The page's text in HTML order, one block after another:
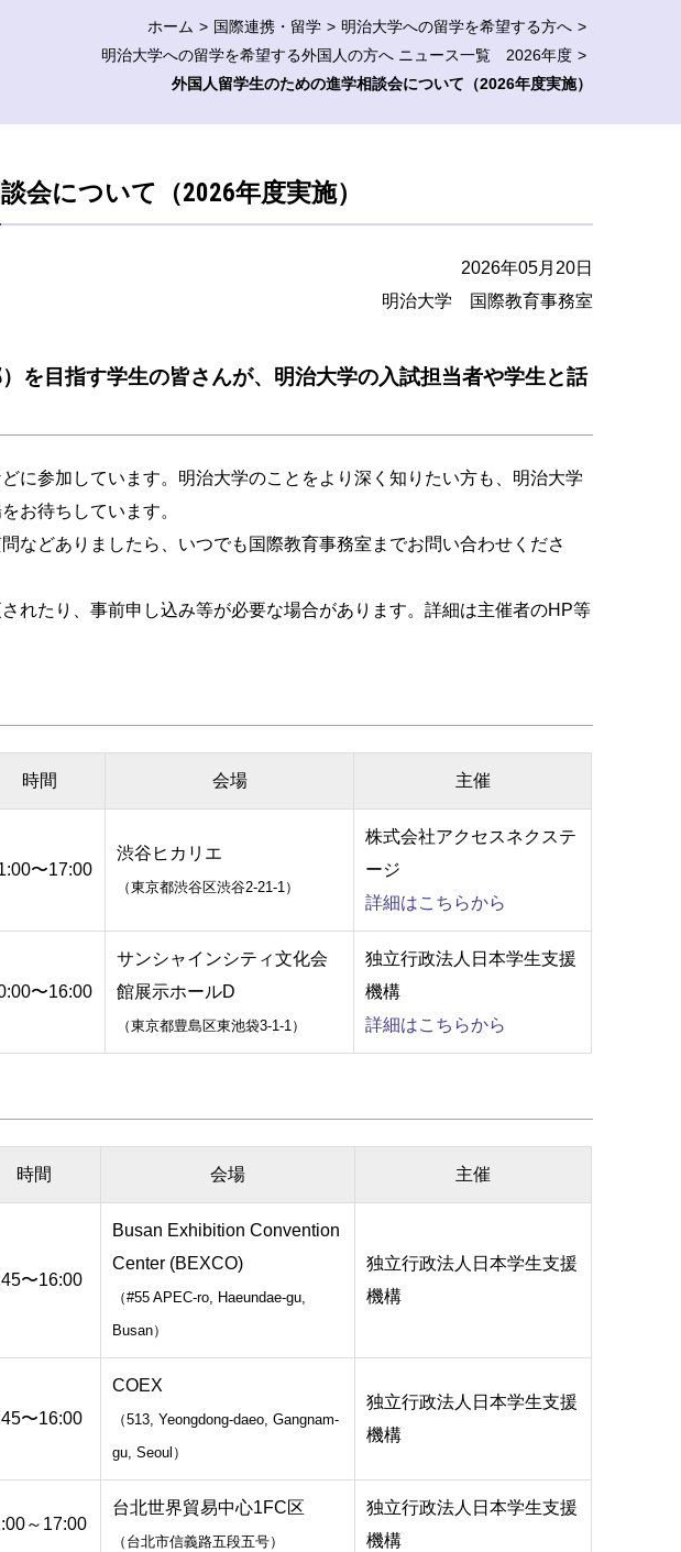
ホーム 国際連携・留学
明治大学への留学を希望する方へ
明治大学への留学を希望する外国人の方へ ニュース一覧 2026年度
外国人留学生のための進学相談会について（2026年度実施）
会について（2026年度実施）
2026年05月20日
明治大学 国際教育事務室
を目指す学生の皆さんが、明治大学の入試担当者や学生と話
に参加しています。明治大学のことをより深く知りたい方も、明治大学
お待ちしています。
などありましたら、いつでも国際教育事務室までお問い合わせくださ
れたり、事前申し込み等が必要な場合があります。詳細は主催者のHP等
時間 会場 主催
〜17:00
渋谷ヒカリエ
（東京都渋谷区渋谷2-21-1）
株式会社アクセスネクステ
ージ
詳細はこちらから
〜16:00
サンシャインシティ文化会
館展示ホールD
（東京都豊島区東池袋3-1-1）
独立行政法人日本学生支援
機構
詳細はこちらから
時間 会場 主催
〜16:00
Busan Exhibition Convention
Center (BEXCO)
（#55 APEC-ro, Haeundae-gu,
Busan）
独立行政法人日本学生支援
機構
〜16:00
COEX
（513, Yeongdong-daeo, Gangnam-
gu, Seoul）
独立行政法人日本学生支援
機構
～17:00
台北世界貿易中心1FC区
（台北市信義路五段五号）
独立行政法人日本学生支援
機構